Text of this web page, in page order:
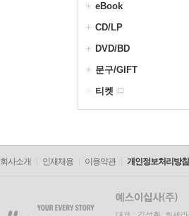
eBook
CD/LP
DVD/BD
문구/GIFT
티켓
회사소개 인재채용 이용약관 개인정보처리방침